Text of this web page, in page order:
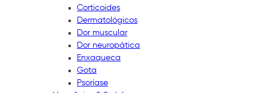
Corticoides
Dermatológicos
Dor muscular
Dor neuropática
Enxaqueca
Gota
Psoríase